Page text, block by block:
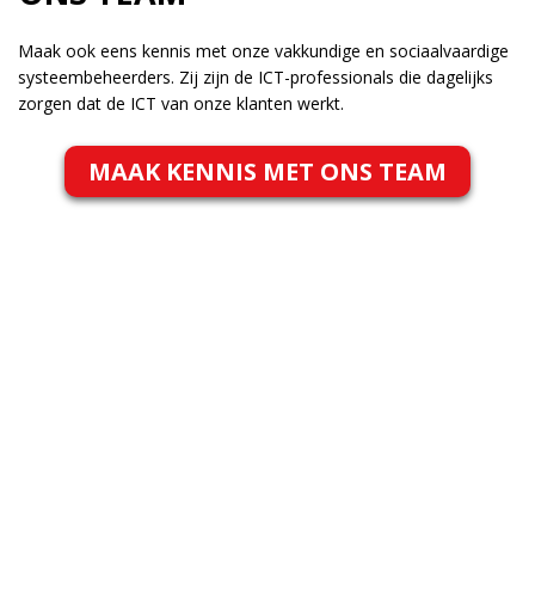
Maak ook eens kennis met onze vakkundige en sociaalvaardige
systeembeheerders. Zij zijn de ICT-professionals die dagelijks
zorgen dat de ICT van onze klanten werkt.
MAAK KENNIS MET ONS TEAM